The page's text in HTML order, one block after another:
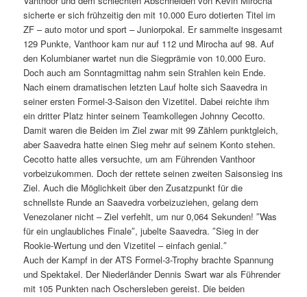
sicherte er sich frühzeitig den mit 10.000 Euro dotierten Titel im
ZF – auto motor und sport – Juniorpokal. Er sammelte insgesamt
129 Punkte, Vanthoor kam nur auf 112 und Mirocha auf 98. Auf
den Kolumbianer wartet nun die Siegprämie von 10.000 Euro.
Doch auch am Sonntagmittag nahm sein Strahlen kein Ende.
Nach einem dramatischen letzten Lauf holte sich Saavedra in
seiner ersten Formel-3-Saison den Vizetitel. Dabei reichte ihm
ein dritter Platz hinter seinem Teamkollegen Johnny Cecotto.
Damit waren die Beiden im Ziel zwar mit 99 Zählern punktgleich,
aber Saavedra hatte einen Sieg mehr auf seinem Konto stehen.
Cecotto hatte alles versuchte, um am Führenden Vanthoor
vorbeizukommen. Doch der rettete seinen zweiten Saisonsieg ins
Ziel. Auch die Möglichkeit über den Zusatzpunkt für die
schnellste Runde an Saavedra vorbeizuziehen, gelang dem
Venezolaner nicht – Ziel verfehlt, um nur 0,064 Sekunden! ″Was
für ein unglaubliches Finale″, jubelte Saavedra. ″Sieg in der
Rookie-Wertung und den Vizetitel – einfach genial.″
Auch der Kampf in der ATS Formel-3-Trophy brachte Spannung
und Spektakel. Der Niederländer Dennis Swart war als Führender
mit 105 Punkten nach Oschersleben gereist. Die beiden